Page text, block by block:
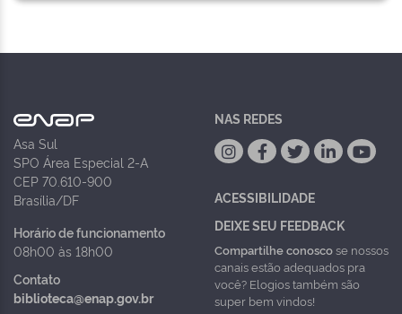
Asa Sul
SPO Área Especial 2-A
CEP 70.610-900
Brasília/DF
Horário de funcionamento
08h00 às 18h00
Contato
biblioteca@enap.gov.br
NAS REDES
ACESSIBILIDADE
DEIXE SEU FEEDBACK
Compartilhe conoscose nossos
canais estão adequados pra
você? Elogios também são
super bem vindos!